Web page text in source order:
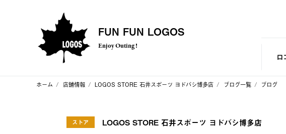
FUN FUN LOGOS
Enjoy Outing !
ロ
ホーム 店舗情報 LOGOS STORE 石井スポーツ ヨドバシ博多店 ブログ一覧 ブログ
ストア LOGOS STORE 石井スポーツ ヨドバシ博多店